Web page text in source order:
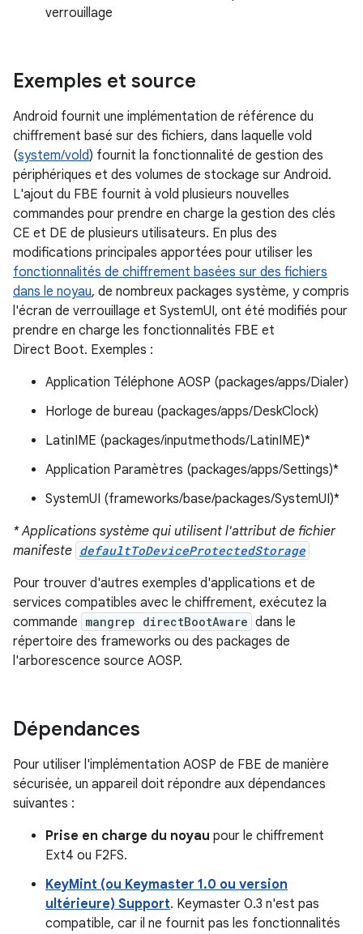
verrouillage
Exemples et source
Android fournit une implémentation de référence du
chiffrement basé sur des fichiers, dans laquelle vold
(system/vold) fournit la fonctionnalité de gestion des
périphériques et des volumes de stockage sur Android.
L'ajout du FBE fournit à vold plusieurs nouvelles
commandes pour prendre en charge la gestion des clés
CE et DE de plusieurs utilisateurs. En plus des
modifications principales apportées pour utiliser les
fonctionnalités de chiffrement basées sur des fichiers
dans le noyau, de nombreux packages système, y compris
l'écran de verrouillage et SystemUI, ont été modifiés pour
prendre en charge les fonctionnalités FBE et
Direct Boot. Exemples :
Application Téléphone AOSP (packages/apps/Dialer)
Horloge de bureau (packages/apps/DeskClock)
LatinIME (packages/inputmethods/LatinIME)*
Application Paramètres (packages/apps/Settings)*
SystemUI (frameworks/base/packages/SystemUI)*
* Applications système qui utilisent l'attribut de fichier
manifeste defaultToDeviceProtectedStorage
Pour trouver d'autres exemples d'applications et de
services compatibles avec le chiffrement, exécutez la
commande mangrep directBootAware dans le
répertoire des frameworks ou des packages de
l'arborescence source AOSP.
Dépendances
Pour utiliser l'implémentation AOSP de FBE de manière
sécurisée, un appareil doit répondre aux dépendances
suivantes :
Prise en charge du noyau pour le chiffrement
Ext4 ou F2FS.
KeyMint (ou Keymaster 1.0 ou version
ultérieure) Support. Keymaster 0.3 n'est pas
compatible, car il ne fournit pas les fonctionnalités